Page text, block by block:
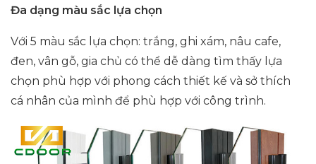
Đa dạng màu sắc lựa chọn
Với 5 màu sắc lựa chọn: trắng, ghi xám, nâu cafe,
đen, vân gỗ, gia chủ có thể dễ dàng tìm thấy lựa
chọn phù hợp với phong cách thiết kế và sở thích
cá nhân của mình để phù hợp với công trình.